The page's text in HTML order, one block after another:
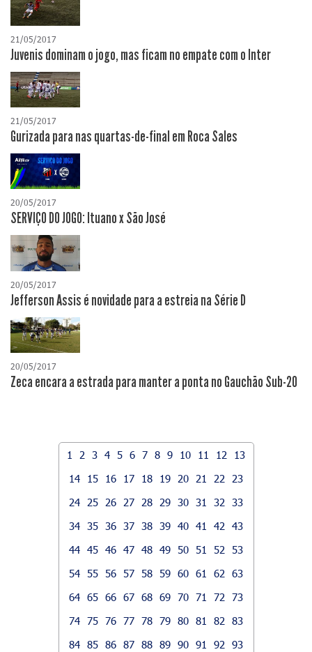
21/05/2017
Juvenis dominam o jogo, mas ficam no empate com o Inter
21/05/2017
Gurizada para nas quartas-de-final em Roca Sales
20/05/2017
SERVIÇO DO JOGO: Ituano x São José
20/05/2017
Jefferson Assis é novidade para a estreia na Série D
20/05/2017
Zeca encara a estrada para manter a ponta no Gauchão Sub-20
1 2 3 4 5 6 7 8 9 10 11 12
13
14
15 16 17 18 19 20 21 22
23
24
25 26 27 28 29 30 31 32
33
34 35 36 37 38 39 40 41 42
43
44 45 46 47 48 49 50 51 52
53
54 55 56 57 58 59 60 61 62
63
64 65 66 67 68 69 70 71 72
73
74 75 76 77 78 79 80 81 82
83
84 85 86 87 88 89 90 91 92
93